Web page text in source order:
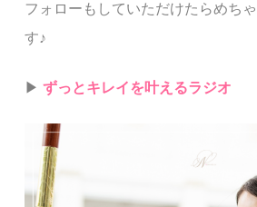
フォローもしていただけたらめち
す♪
▶︎ずっとキレイを叶えるラジオ